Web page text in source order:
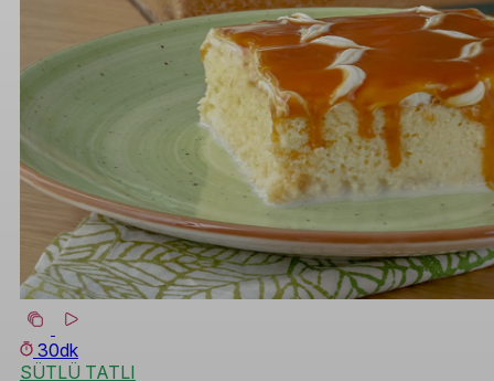
30dk
SÜTLÜ TATLI